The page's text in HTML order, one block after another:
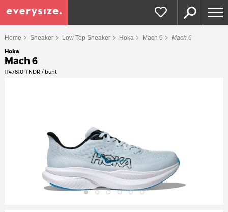
Home Sneaker Low Top Sneaker Hoka Mach 6 Mach 6
Hoka
Mach 6
1147810-TNDR / bunt